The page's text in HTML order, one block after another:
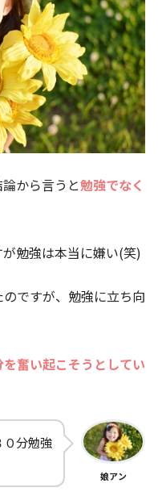
から言うと勉強でなく
勉強は本当に嫌い(笑)
ですが、勉強に立ち向
を奮い起こそうとしてい
０分勉強
娘アン